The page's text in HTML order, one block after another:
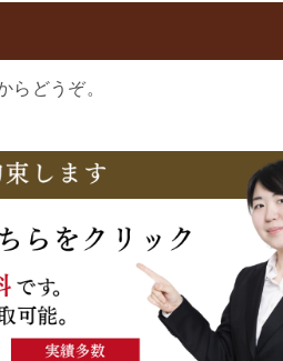
らどうぞ。